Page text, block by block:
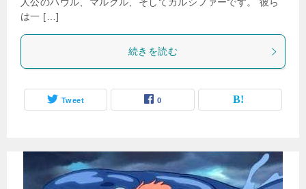
は一 […]
続きを読む
Tweet 0